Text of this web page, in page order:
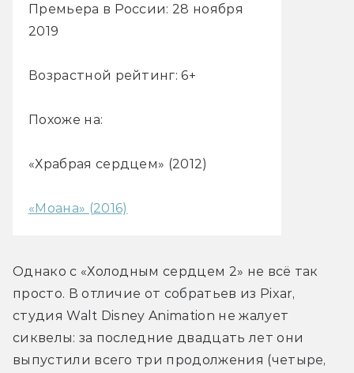
Премьера в России: 28 ноября
2019
Возрастной рейтинг: 6+
Похоже на:
«Храбрая сердцем» (2012)
«Моана» (2016)
Однако с «Холодным сердцем 2» не всё так
просто. В отличие от собратьев из Pixar,
студия Walt Disney Animation не жалует
сиквелы: за последние двадцать лет они
выпустили всего три продолжения (четыре,